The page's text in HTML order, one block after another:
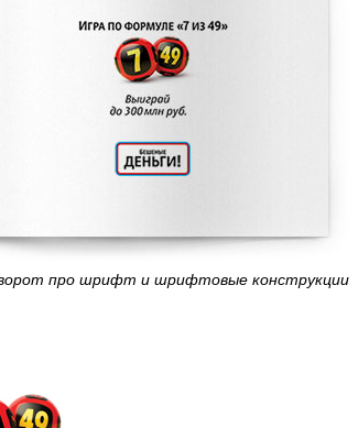
про шрифт и шрифтовые конструкции